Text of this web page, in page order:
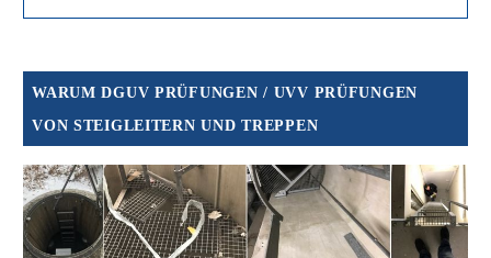
WARUM DGUV PRÜFUNGEN / UVV PRÜFUNGEN
VON STEIGLEITERN UND TREPPEN